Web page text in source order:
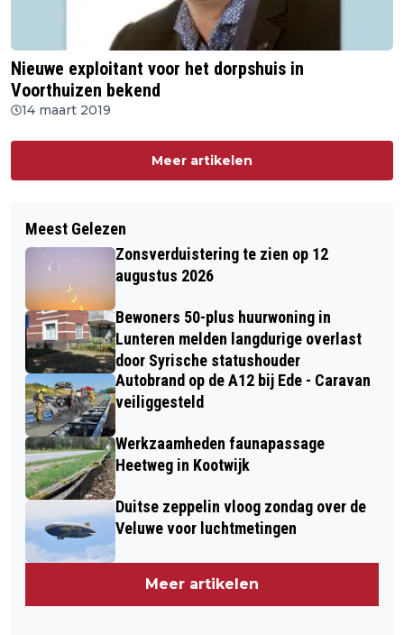
Nieuwe exploitant voor het dorpshuis in
Voorthuizen bekend
14 maart 2019
Meer artikelen
Meest Gelezen
Zonsverduistering te zien op 12
augustus 2026
Bewoners 50-plus huurwoning in
Lunteren melden langdurige overlast
door Syrische statushouder
Autobrand op de A12 bij Ede - Caravan
veiliggesteld
Werkzaamheden faunapassage
Heetweg in Kootwijk
Duitse zeppelin vloog zondag over de
Veluwe voor luchtmetingen
Meer artikelen